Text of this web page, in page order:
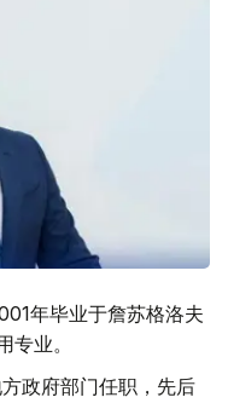
年毕业于詹苏格洛夫
业。
政府部门任职，先后